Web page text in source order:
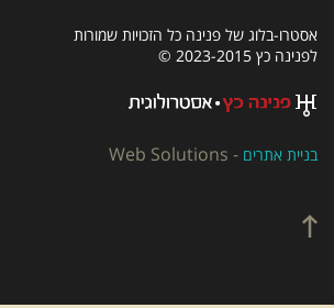
אסטרו-בלוג של פנינה כל הזכויות שמורות
לפנינה כץ 2023-2015 ©
בניית אתרים -
Web Solutions